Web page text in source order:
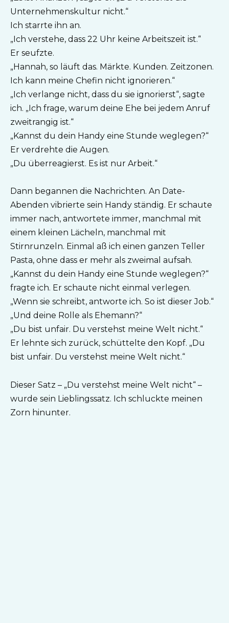
Unternehmenskultur nicht.“
Ich starrte ihn an.
„Ich verstehe, dass 22 Uhr keine Arbeitszeit ist.“
Er seufzte.
„Hannah, so läuft das. Märkte. Kunden. Zeitzonen.
Ich kann meine Chefin nicht ignorieren.“
„Ich verlange nicht, dass du sie ignorierst“, sagte
ich. „Ich frage, warum deine Ehe bei jedem Anruf
zweitrangig ist.“
„Kannst du dein Handy eine Stunde weglegen?“
Er verdrehte die Augen.
„Du überreagierst. Es ist nur Arbeit.“
Dann begannen die Nachrichten. An Date-
Abenden vibrierte sein Handy ständig. Er schaute
immer nach, antwortete immer, manchmal mit
einem kleinen Lächeln, manchmal mit
Stirnrunzeln. Einmal aß ich einen ganzen Teller
Pasta, ohne dass er mehr als zweimal aufsah.
„Kannst du dein Handy eine Stunde weglegen?“
fragte ich. Er schaute nicht einmal verlegen.
„Wenn sie schreibt, antworte ich. So ist dieser Job.“
„Und deine Rolle als Ehemann?“
„Du bist unfair. Du verstehst meine Welt nicht.“
Er lehnte sich zurück, schüttelte den Kopf. „Du
bist unfair. Du verstehst meine Welt nicht.“
Dieser Satz – „Du verstehst meine Welt nicht“ –
wurde sein Lieblingssatz. Ich schluckte meinen
Zorn hinunter.